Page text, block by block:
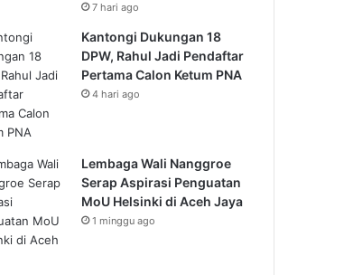
7 hari ago
Kantongi Dukungan 18
DPW, Rahul Jadi Pendaftar
Pertama Calon Ketum PNA
4 hari ago
Lembaga Wali Nanggroe
Serap Aspirasi Penguatan
MoU Helsinki di Aceh Jaya
1 minggu ago